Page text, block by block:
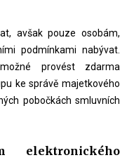
avšak pouze osobám,
podmínkami nabývat.
provést zdarma
ke správě majetkového
pobočkách smluvních
elektronického